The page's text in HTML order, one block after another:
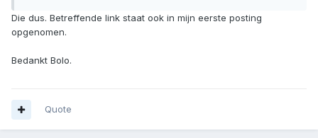
Die dus. Betreffende link staat ook in mijn eerste posting
opgenomen.
Bedankt Bolo.
Quote